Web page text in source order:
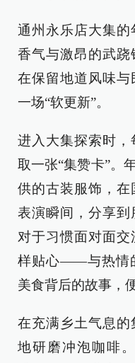
通州永乐店大集的
香气与激昂的武跷
在保留地道风味与
一场“软更新”。
进入大集探索时，
取一张“集赞卡”。
供的古装服饰，在
表演瞬间，分享到
对于习惯面对面交
样贴心——与热情
美食背后的故事，
在充满乡土气息的
地研磨冲泡咖啡